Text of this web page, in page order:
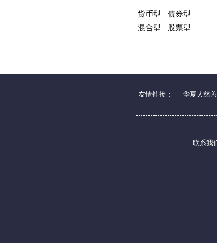
货币型
债券型
混合型
股票型
友情链接： 华夏人慈
联系我